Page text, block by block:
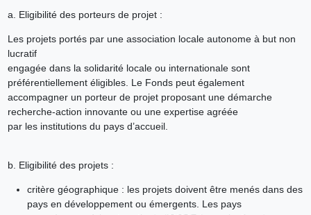
a. Eligibilité des porteurs de projet :
Les projets portés par une association locale autonome à but non
lucratif
engagée dans la solidarité locale ou internationale sont
préférentiellement éligibles. Le Fonds peut également
accompagner un porteur de projet proposant une démarche
recherche-action innovante ou une expertise agréée
par les institutions du pays d’accueil.
b. Eligibilité des projets :
critère géographique : les projets doivent être menés dans des
pays en développement ou émergents. Les pays